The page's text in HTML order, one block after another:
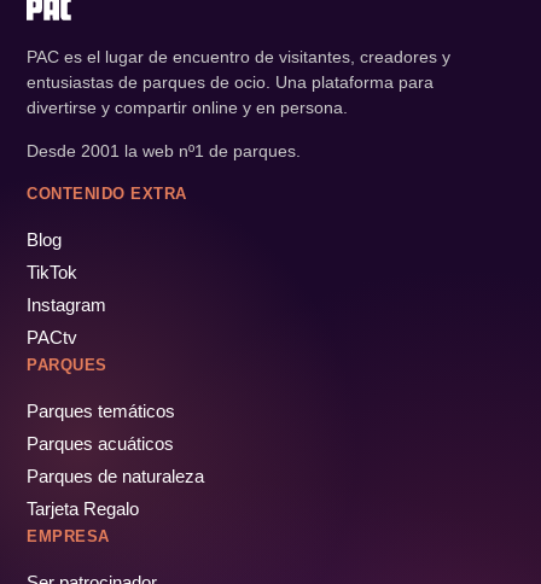
PAC es el lugar de encuentro de visitantes, creadores y
entusiastas de parques de ocio. Una plataforma para
divertirse y compartir online y en persona.
Desde 2001 la web nº1 de parques.
CONTENIDO EXTRA
Blog
TikTok
Instagram
PACtv
PARQUES
Parques temáticos
Parques acuáticos
Parques de naturaleza
Tarjeta Regalo
EMPRESA